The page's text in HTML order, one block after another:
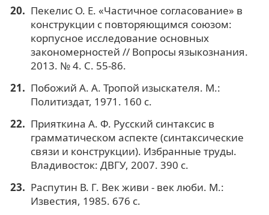
Пекелис О. Е. «Частичное согласование» в
конструкции с повторяющимся союзом:
корпусное исследование основных
закономерностей // Вопросы языкознания.
2013. № 4. С. 55-86.
Побожий А. А. Тропой изыскателя. М.:
Политиздат, 1971. 160 с.
Прияткина А. Ф. Русский синтаксис в
грамматическом аспекте (синтаксические
связи и конструкции). Избранные труды.
Владивосток: ДВГУ, 2007. 390 с.
Распутин В. Г. Век живи - век люби. М.:
Известия, 1985. 676 с.